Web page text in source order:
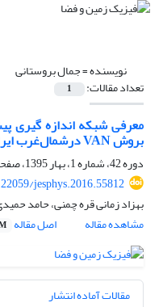
نویسنده =جمال بروستانی
تعداد مقالات: 1
معرفی شبکه اندازه گیری
بروش VAN درشمال‌غرب ایران
دوره 42، شماره 1، بهار 1395، صفحه
jesphys.2016.55812
بهزاد زمانی قره چمنی، حامد
مشاهده مقاله
اصل مقاله
مقالات آماده انتشار